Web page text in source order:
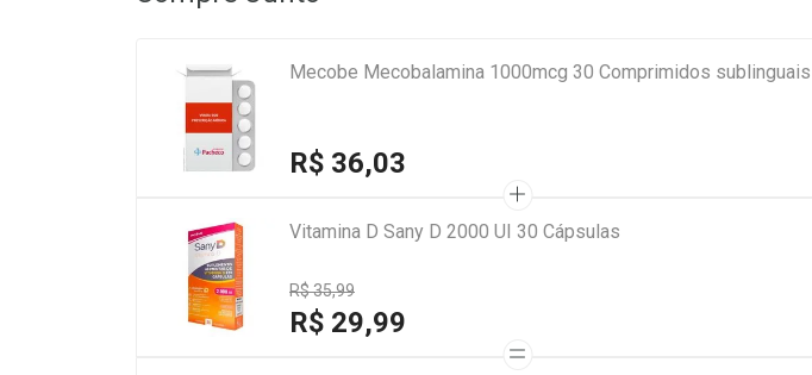
Mecobe Mecobalamina 1000mcg 30 Comprimidos sublinguais
R$ 36,03
Vitamina D Sany D 2000 UI 30 Cápsulas
R$ 35,99
R$ 29,99